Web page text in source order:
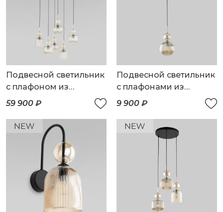
Подвесной светильник
с плафоном из
фактурного стекла
59 900 ₽
Подвесной светильник
с плафонами из
фактурного стекла
9 900 ₽